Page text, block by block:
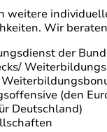
weitere
Wir
der
(den
Deutschland)